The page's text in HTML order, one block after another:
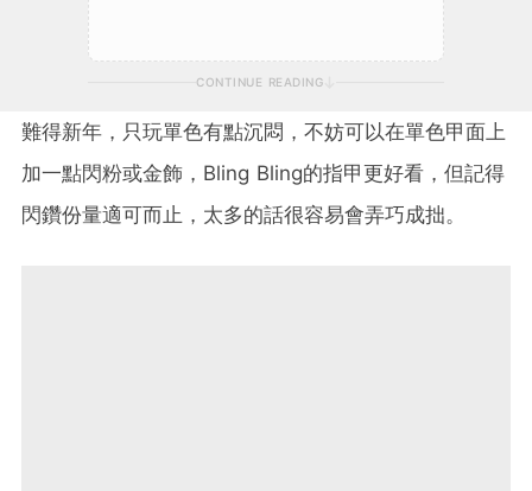
CONTINUE READING
難得新年，只玩單色有點沉悶，不妨可以在單色甲面上
加一點閃粉或金飾，Bling Bling的指甲更好看，但記得
閃鑽份量適可而止，太多的話很容易會弄巧成拙。